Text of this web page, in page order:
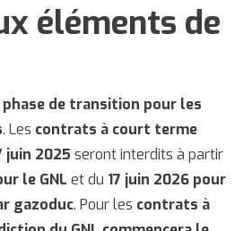
éléments de
phase de transition pour les
. Les contrats à court terme
juin 2025 seront interdits à partir
le GNL et du 17 juin 2026 pour
gazoduc. Pour les contrats à